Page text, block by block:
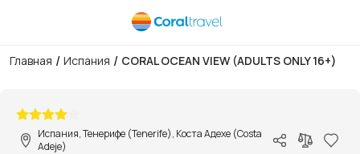
Главная / Испания / CORAL OCEAN VIEW (ADULTS ONLY 16+)
Испания, Тенерифе (Tenerife), Коста Адехе (Costa
Adeje)